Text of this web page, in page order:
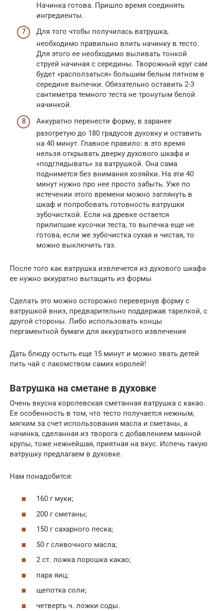
Начинка готова. Пришло время соединять
ингредиенты.
Для того чтобы получилась ватрушка,
необходимо правильно влить начинку в тесто.
Для этого ее необходимо выливать тонкой
струей начиная с середины. Творожный круг сам
будет «расползаться» большим белым пятном в
середине выпечки. Обязательно оставить 2-3
сантиметра темного теста не тронутым белой
начинкой.
Аккуратно перенести форму, в заранее
разогретую до 180 градусов духовку и оставить
на 40 минут. Главное правило: в это время
нельзя открывать дверку духового шкафа и
«подглядывать» за ватрушкой. Она сама
поднимется без внимания хозяйки. На эти 40
минут нужно про нее просто забыть. Уже по
истечении этого времени можно заглянуть в
шкаф и попробовать готовность ватрушки
зубочисткой. Если на древке остается
прилипшие кусочки теста, то выпечка еще не
готова, если же зубочистка сухая и чистая, то
можно выключить газ.
После того как ватрушка извлечется из духового шкафа
ее нужно аккуратно вытащить из формы
Сделать это можно осторожно перевернув форму с
ватрушкой вниз, предварительно поддержав тарелкой, с
другой стороны. Либо использовать концы
пергаментной бумаги для аккуратного извлечения
Дать блюду остыть еще 15 минут и можно звать детей
пить чай с лакомством самих королей!
Ватрушка на сметане в духовке
Очень вкусна королевская сметанная ватрушка с какао.
Ее особенность в том, что тесто получается нежным,
мягким за счет использования масла и сметаны, а
начинка, сделанная из творога с добавлением манной
крупы, тоже нежнейшая, приятная на вкус. Испечь такую
ватрушку предлагаем в духовке.
Нам понадобится:
160 г муки;
200 г сметаны;
150 г сахарного песка;
50 г сливочного масла;
2 ст. ложка порошка какао;
пара яиц;
щепотка соли;
четверть ч. ложки соды.